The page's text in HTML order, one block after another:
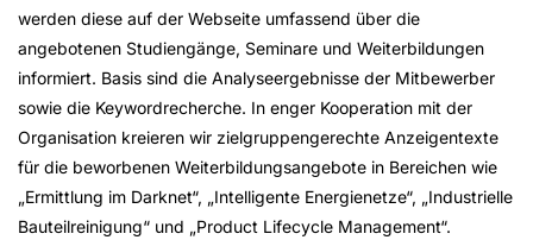
werden diese auf der Webseite umfassend über die
angebotenen Studiengänge, Seminare und Weiterbildungen
informiert. Basis sind die Analyseergebnisse der Mitbewerber
sowie die Keywordrecherche. In enger Kooperation mit der
Organisation kreieren wir zielgruppengerechte Anzeigentexte
für die beworbenen Weiterbildungsangebote in Bereichen wie
„Ermittlung im Darknet“, „Intelligente Energienetze“, „Industrielle
Bauteilreinigung“ und „Product Lifecycle Management“.